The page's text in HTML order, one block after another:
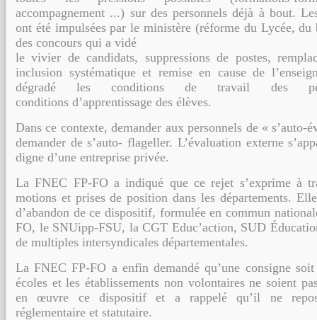
accompagnement ...) sur des personnels déjà à bout.
ont été impulsées par le ministère (réforme du Lycée, du
des concours qui a vidé
le vivier de candidats, suppressions de postes,
inclusion systématique et remiseen cause de
dégradé les conditions de travail des
conditions d’apprentissage des élèves.
Dans ce contexte, demander aux personnels de « s’auto-
demander de s’auto- flageller. L’évaluation externe
digne d’une entreprise privée.
La FNEC FP-FO a indiqué que ce rejet s’exprime à
motions et prises de position dans les départements.
d’abandon de ce dispositif, formulée en commun
FO, le SNUipp-FSU, la CGT Educ’action, SUD
de multiples intersyndicales départementales.
La FNEC FP-FO a enfin demandé qu’une consigne
écoles et les établissements non volontaires ne soient
en œuvre ce dispositif et a rappelé qu’il ne
réglementaire et statutaire.